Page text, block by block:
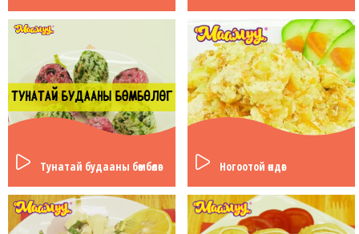
Тунатай будааны бөмбөлөг Ногоотой өндөг